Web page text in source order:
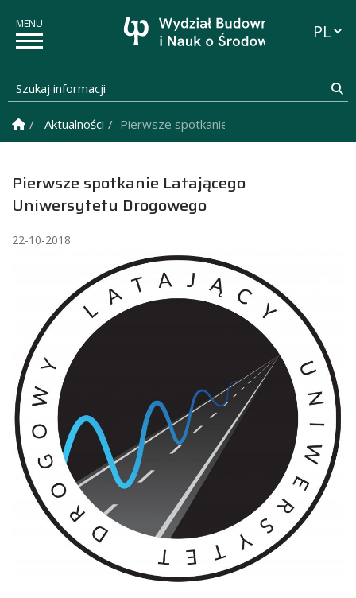
Szukaj informacji
Strona Główna
Aktualności Pierwsze spotkanie Latającego
Pierwsze spotkanie Latającego
Uniwersytetu Drogowego
22-10-2018